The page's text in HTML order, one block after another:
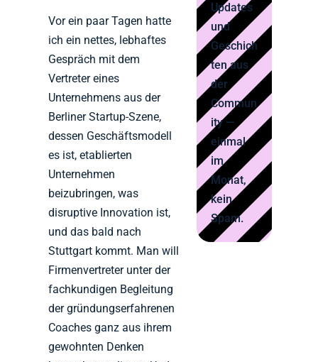
Vor ein paar Tagen hatte
ich ein nettes, lebhaftes
Gespräch mit dem
Vertreter eines
Unternehmens aus der
Berliner Startup-Szene,
dessen Geschäftsmodell
es ist, etablierten
Unternehmen
beizubringen, was
disruptive Innovation ist,
und das bald nach
Stuttgart kommt. Man will
Firmenvertreter unter der
fachkundigen Begleitung
der gründungserfahrenen
Coaches ganz aus ihrem
gewohnten Denken
Updates
und
Geschich
ten aus
der
Commun
ity —
einmal
im
Monat,
kein
Spam.